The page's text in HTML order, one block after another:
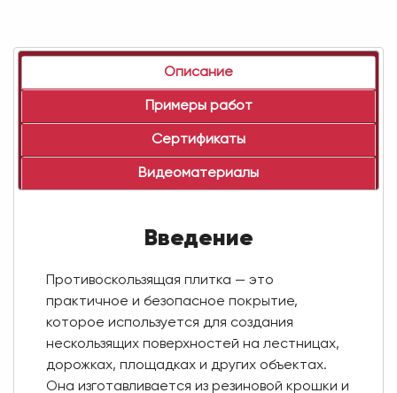
Описание
Примеры работ
Сертификаты
Видеоматериалы
Введение
Противоскользящая плитка — это
практичное и безопасное покрытие,
которое используется для создания
нескользящих поверхностей на лестницах,
дорожках, площадках и других объектах.
Она изготавливается из резиновой крошки и